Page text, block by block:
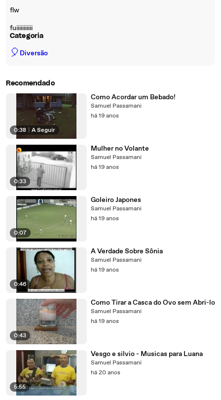
flw
fuiiiiiiiiiii
Categoria
🎈 Diversão
Recomendado
0:38 A Seguir
Como Acordar um Bebado!
Samuel Passamani
há 19 anos
0:33
Mulher no Volante
Samuel Passamani
há 19 anos
0:07
Goleiro Japones
Samuel Passamani
há 19 anos
0:46
A Verdade Sobre Sônia
Samuel Passamani
há 19 anos
0:43
Como Tirar a Casca do Ovo sem Abri-lo
Samuel Passamani
há 19 anos
5:55
Vesgo e silvio - Musicas para Luana
Samuel Passamani
há 20 anos